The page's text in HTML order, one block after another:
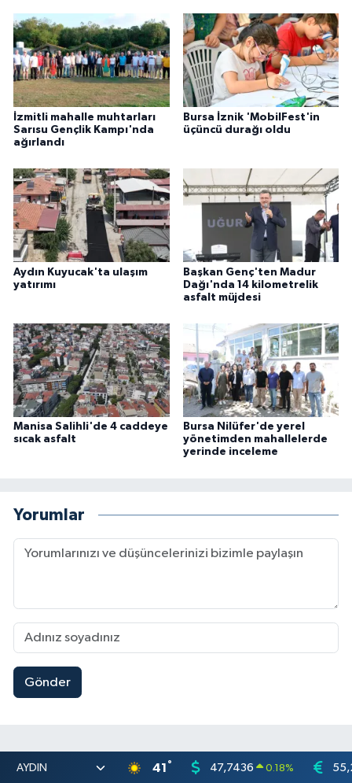
İzmitli mahalle muhtarları
Sarısu Gençlik Kampı'nda
ağırlandı
Bursa İznik 'MobilFest'in
üçüncü durağı oldu
Aydın Kuyucak'ta ulaşım
yatırımı
Başkan Genç'ten Madur
Dağı'nda 14 kilometrelik
asfalt müjdesi
Manisa Salihli'de 4 caddeye
sıcak asfalt
Bursa Nilüfer'de yerel
yönetimden mahallelerde
yerinde inceleme
Yorumlar
Gönder
41 ° 47,7436 0.18%